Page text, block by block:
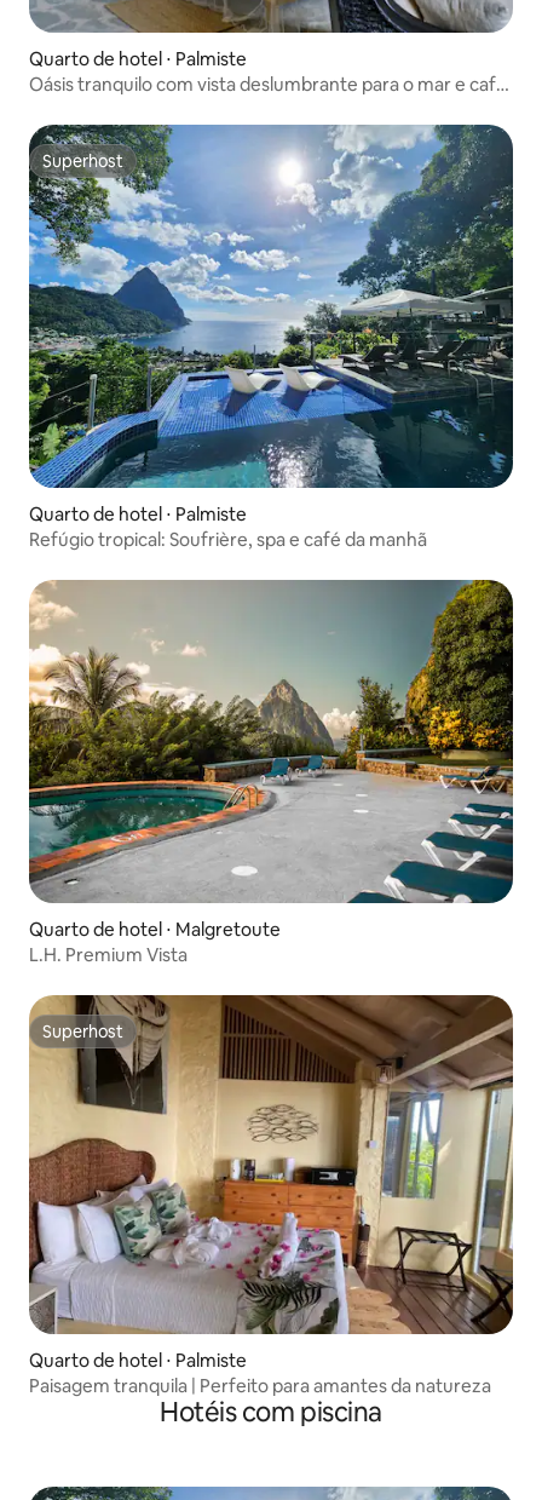
Quarto de hotel ⋅ Palmiste
Oásis tranquilo com vista deslumbrante para o mar e café
Superhost
Superhost
Quarto de hotel ⋅ Palmiste
Refúgio tropical: Soufrière, spa e café da manhã
Quarto de hotel ⋅ Malgretoute
L.H. Premium Vista
Superhost
Superhost
Quarto de hotel ⋅ Palmiste
Paisagem tranquila | Perfeito para amantes da natureza
Hotéis com piscina